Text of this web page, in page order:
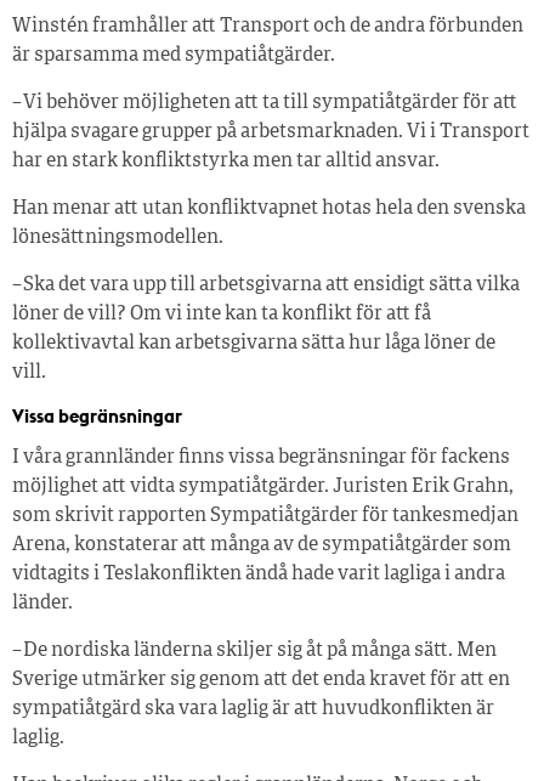
Winstén framhåller att Transport och de andra förbunden
är sparsamma med sympatiåtgärder.
– Vi behöver möjligheten att ta till sympatiåtgärder för att
hjälpa svagare grupper på arbetsmarknaden. Vi i Transport
har en stark konfliktstyrka men tar alltid ansvar.
Han menar att utan konfliktvapnet hotas hela den svenska
lönesättningsmodellen.
– Ska det vara upp till arbetsgivarna att ensidigt sätta vilka
löner de vill? Om vi inte kan ta konflikt för att få
kollektivavtal kan arbetsgivarna sätta hur låga löner de
vill.
Vissa begränsningar
I våra grannländer finns vissa begränsningar för fackens
möjlighet att vidta sympatiåtgärder. Juristen Erik Grahn,
som skrivit rapporten Sympatiåtgärder för tankesmedjan
Arena, konstaterar att många av de sympatiåtgärder som
vidtagits i Teslakonflikten ändå hade varit lagliga i andra
länder.
– De nordiska länderna skiljer sig åt på många sätt. Men
Sverige utmärker sig genom att det enda kravet för att en
sympatiåtgärd ska vara laglig är att huvudkonflikten är
laglig.